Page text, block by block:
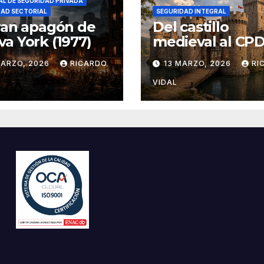
SECTORIAL
apagón de
York (1977)
2026 RICARDO
SEGURIDAD INTEGRAL
Del castillo
medieval al
seguridad por
13 MARZO, 2026
VIDAL